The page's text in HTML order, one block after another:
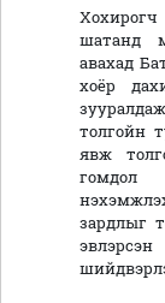
шатанд
авахад
хоёр
толгойн
явж
гомдол
зардлыг